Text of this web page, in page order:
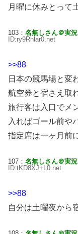
月曜に休みとって
103： 名無しさん＠実
ID:ry9Rhlar0.net
>>88
日本の競馬場と変
航空券と宿さえ取
旅行客は入口でメ
入ればゴール前や
指定席は一ヶ月前
107： 名無しさん＠実
ID:tKD8XJ+L0.net
>>88
自分は土曜夜から